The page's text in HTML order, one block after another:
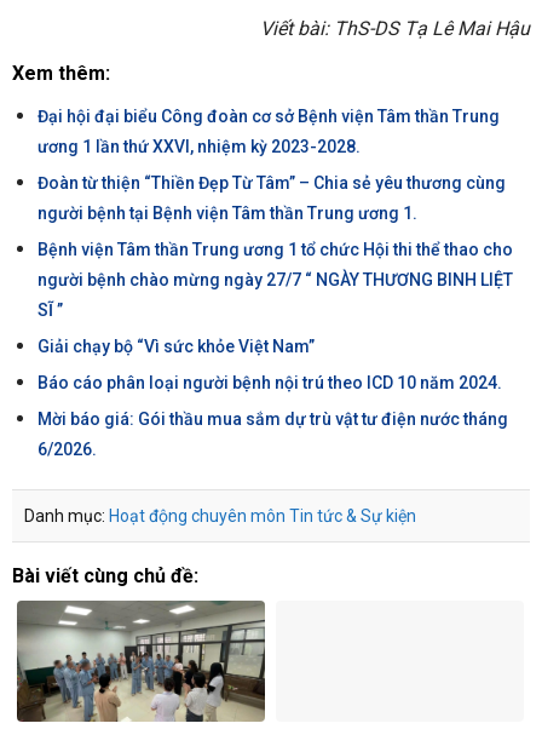
Viết bài: ThS-DS Tạ Lê Mai Hậu
Xem thêm:
Đại hội đại biểu Công đoàn cơ sở Bệnh viện Tâm thần Trung
ương 1 lần thứ XXVI, nhiệm kỳ 2023-2028.
Đoàn từ thiện “Thiền Đẹp Từ Tâm” – Chia sẻ yêu thương cùng
người bệnh tại Bệnh viện Tâm thần Trung ương 1.
Bệnh viện Tâm thần Trung ương 1 tổ chức Hội thi thể thao cho
người bệnh chào mừng ngày 27/7 “ NGÀY THƯƠNG BINH LIỆT
SĨ ’’
Giải chạy bộ “Vì sức khỏe Việt Nam”
Báo cáo phân loại người bệnh nội trú theo ICD 10 năm 2024.
Mời báo giá: Gói thầu mua sắm dự trù vật tư điện nước tháng
6/2026.
Danh mục: Hoạt động chuyên môn Tin tức & Sự kiện
Bài viết cùng chủ đề: